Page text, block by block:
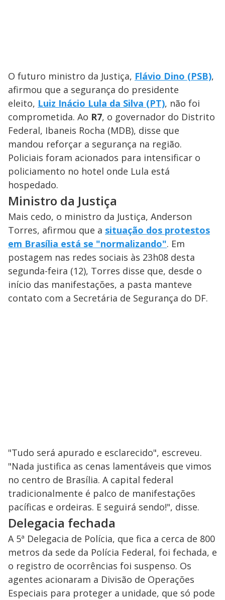
O futuro ministro da Justiça, Flávio Dino (PSB),
afirmou que a segurança do presidente
eleito, Luiz Inácio Lula da Silva (PT), não foi
comprometida. Ao R7, o governador do Distrito
Federal, Ibaneis Rocha (MDB), disse que
mandou reforçar a segurança na região.
Policiais foram acionados para intensificar o
policiamento no hotel onde Lula está
hospedado.
Ministro da Justiça
Mais cedo, o ministro da Justiça, Anderson
Torres, afirmou que a situação dos protestos
em Brasília está se "normalizando". Em
postagem nas redes sociais às 23h08 desta
segunda-feira (12), Torres disse que, desde o
início das manifestações, a pasta manteve
contato com a Secretária de Segurança do DF.
"Tudo será apurado e esclarecido", escreveu.
"Nada justifica as cenas lamentáveis que vimos
no centro de Brasília. A capital federal
tradicionalmente é palco de manifestações
pacíficas e ordeiras. E seguirá sendo!", disse.
Delegacia fechada
A 5ª Delegacia de Polícia, que fica a cerca de 800
metros da sede da Polícia Federal, foi fechada, e
o registro de ocorrências foi suspenso. Os
agentes acionaram a Divisão de Operações
Especiais para proteger a unidade, que só pode